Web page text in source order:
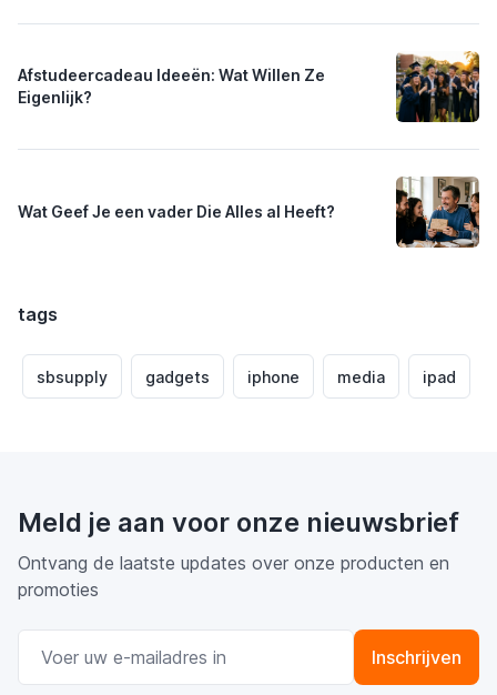
Afstudeercadeau Ideeën: Wat Willen Ze
Eigenlijk?
Wat Geef Je een vader Die Alles al Heeft?
tags
sbsupply gadgets iphone media ipad
Meld je aan voor onze nieuwsbrief
Ontvang de laatste updates over onze producten en
promoties
Inschrijven